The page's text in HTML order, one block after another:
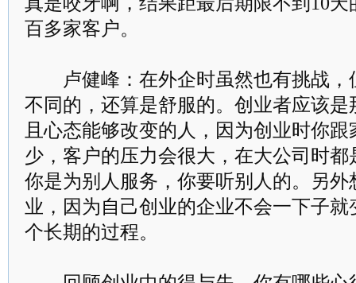
百多家客户。
卢健峰：在外企时虽然也有挑战，
不同的，还算是舒服的。创业者应该
且心态能够改变的人，因为创业时你
少，客户的压力会很大，在大公司时
你是为别人服务，你要听别人的。另
业，因为自己创业的企业不会一下子
个长期的过程。